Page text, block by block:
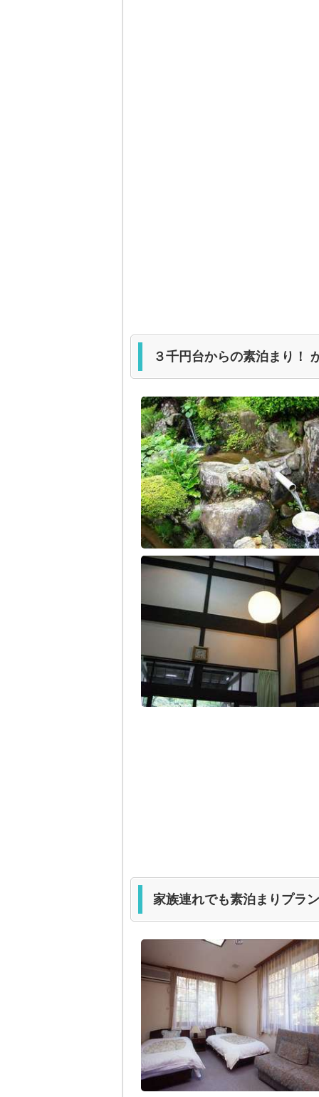
３千円台からの素泊まり！
家族連れでも素泊まりプラ